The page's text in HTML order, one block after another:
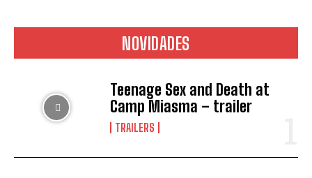
NOVIDADES
Teenage Sex and Death at
Camp Miasma – trailer
TRAILERS